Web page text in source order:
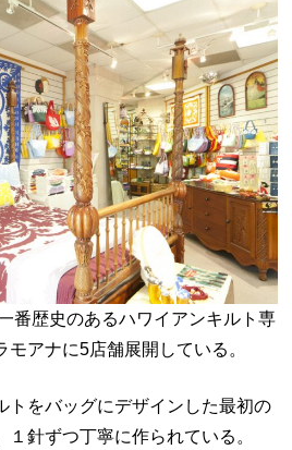
番歴史のあるハワイアンキルト専
アナに5店舗展開している。
トをバッグにデザインした最初の
針ずつ丁寧に作られている。